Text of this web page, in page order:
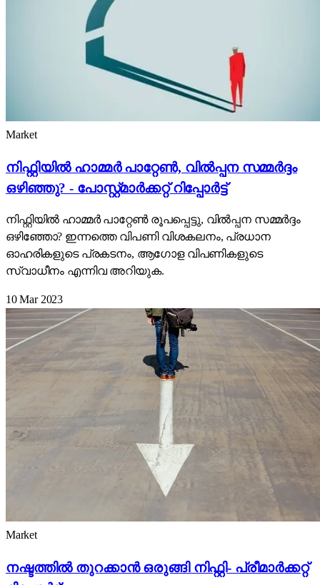
Market
നിഫ്റ്റിയിൽ ഹാമ്മർ പാറ്റേൺ, വിൽപ്പന സമ്മർദ്ദം
ഒഴിഞ്ഞു? - പോസ്റ്റ്മാർക്കറ്റ് റിപ്പോർട്ട്
നിഫ്റ്റിയിൽ ഹാമ്മർ പാറ്റേൺ രൂപപ്പെട്ടു, വിൽപ്പന സമ്മർദ്ദം
ഒഴിഞ്ഞോ? ഇന്നത്തെ വിപണി വിശകലനം, പ്രധാന
ഓഹരികളുടെ പ്രകടനം, ആഗോള വിപണികളുടെ
സ്വാധീനം എന്നിവ അറിയുക.
10 Mar 2023
Market
നഷ്ടത്തിൽ തുറക്കാൻ ഒരുങ്ങി നിഫ്റ്റി- പ്രീമാർക്കറ്റ്